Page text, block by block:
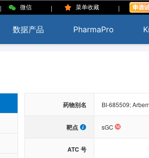
| 微信 | 菜单收藏 |
数据产品 PharmaPro
药物别名 BI-685509;
靶点 sGC
ATC 号